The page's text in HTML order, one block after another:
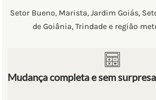
Setor Bueno, Marista, Jardim Goiás,
de Goiânia, Trindade e região
Mudança completa e sem